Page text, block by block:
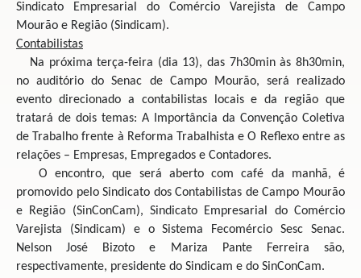
Sindicato Empresarial do Comércio Varejista de Campo
Mourão e Região (Sindicam).
Contabilistas
Na próxima terça-feira (dia 13), das 7h30min às 8h30min,
no auditório do Senac de Campo Mourão, será realizado
evento direcionado a contabilistas locais e da região que
tratará de dois temas: A Importância da Convenção Coletiva
de Trabalho frente à Reforma Trabalhista e O Reflexo entre as
relações – Empresas, Empregados e Contadores.
O encontro, que será aberto com café da manhã, é
promovido pelo Sindicato dos Contabilistas de Campo Mourão
e Região (SinConCam), Sindicato Empresarial do Comércio
Varejista (Sindicam) e o Sistema Fecomércio Sesc Senac.
Nelson José Bizoto e Mariza Pante Ferreira são,
respectivamente, presidente do Sindicam e do SinConCam.